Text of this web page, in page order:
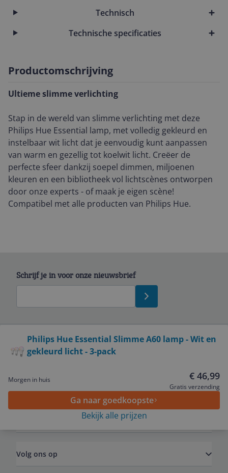
Technisch
Technische specificaties
Productomschrijving
Ultieme slimme verlichting
Stap in de wereld van slimme verlichting met deze
Philips Hue Essential lamp, met volledig gekleurd en
instelbaar wit licht dat je eenvoudig kunt aanpassen
van warm en gezellig tot koelwit licht. Creëer de
perfecte sfeer dankzij soepel dimmen, miljoenen
kleuren en een bibliotheek vol lichtscènes ontworpen
door onze experts - of maak je eigen scène!
Compatibel met alle producten van Philips Hue.
Philips Hue Essential Slimme A60 lamp - Wit en
gekleurd licht - 3-pack
Morgen in huis € 46,99
Gratis verzending
Ga naar goedkoopste
Bekijk alle prijzen
Schrijf je in voor onze nieuwsbrief
Service
Algemeen
Volg ons op